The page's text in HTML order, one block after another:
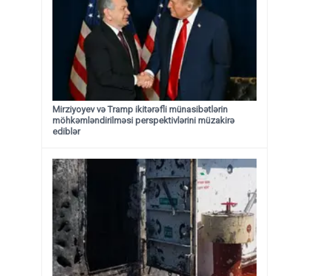
Mirziyoyev və Tramp ikitərəfli münasibətlərin
möhkəmləndirilməsi perspektivlərini müzakirə
ediblər